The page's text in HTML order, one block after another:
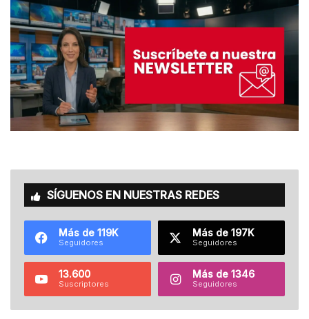
SÍGUENOS EN NUESTRAS REDES
Más de 119K
Seguidores
Más de 197K
Seguidores
13.600
Suscriptores
Más de 1346
Seguidores